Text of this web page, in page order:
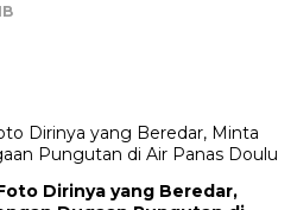
Dirinya yang Beredar,